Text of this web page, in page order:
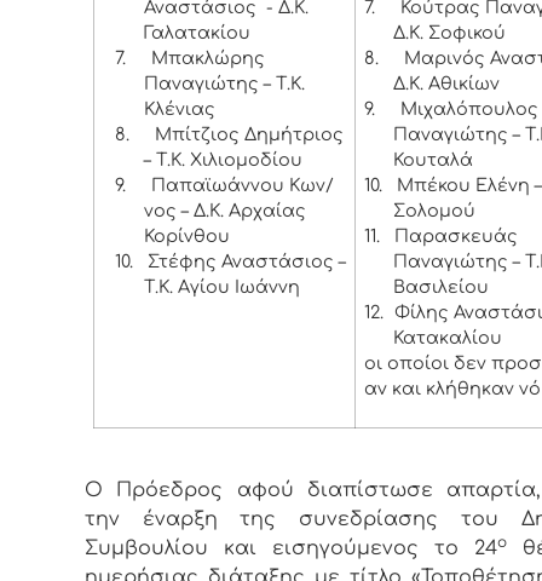
Αναστάσιος - Δ.Κ.
Γαλατακίου
7.
Μπακλώρης
Παναγιώτης – Τ.Κ.
Κλένιας
8.
Μπίτζιος Δημήτριος
– Τ.Κ. Χιλιομοδίου
9.
Παπαϊωάννου Κων/
νος – Δ.Κ. Αρχαίας
Κορίνθου
10.
Στέφης Αναστάσιος –
Τ.Κ. Αγίου Ιωάννη
7.
Κούτρας
Δ.Κ. Σοφικού
8.
Μαρινός
Δ.Κ. Αθικίων
9.
Μιχαλόπουλος
Παναγιώτης –
Κουταλά
10.
Μπέκου Ελένη
Σολομού
11.
Παρασκευάς
Παναγιώτης –
Βασιλείου
12.
Φίλης
Κατακαλίου
οι οποίοι δεν
αν και κλήθηκαν
Ο Πρόεδρος αφού διαπίστωσε
την έναρξη της συνεδρίασης του
Συμβουλίου και εισηγούμενος το 24ο